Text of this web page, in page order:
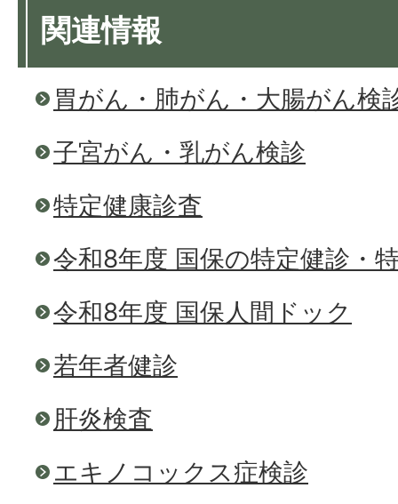
関連情報
胃がん・肺がん・大腸がん検
子宮がん・乳がん検診
特定健康診査
令和8年度 国保の特定健診・
令和8年度 国保人間ドック
若年者健診
肝炎検査
エキノコックス症検診